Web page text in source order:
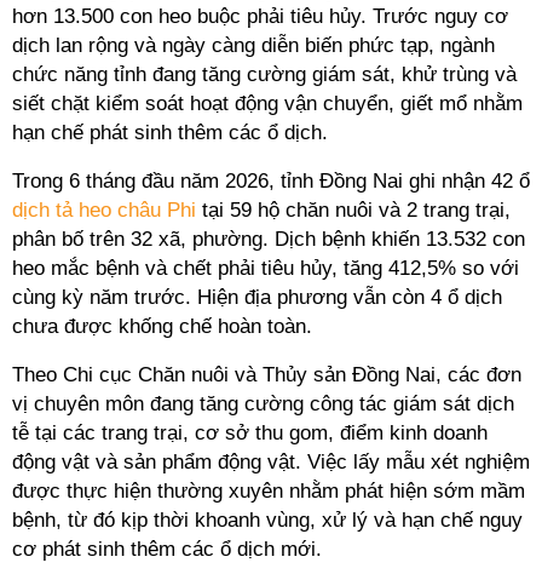
hơn 13.500 con heo buộc phải tiêu hủy. Trước nguy cơ
dịch lan rộng và ngày càng diễn biến phức tạp, ngành
chức năng tỉnh đang tăng cường giám sát, khử trùng và
siết chặt kiểm soát hoạt động vận chuyển, giết mổ nhằm
hạn chế phát sinh thêm các ổ dịch.
Trong 6 tháng đầu năm 2026, tỉnh Đồng Nai ghi nhận 42 ổ
dịch tả heo châu Phi tại 59 hộ chăn nuôi và 2 trang trại,
phân bố trên 32 xã, phường. Dịch bệnh khiến 13.532 con
heo mắc bệnh và chết phải tiêu hủy, tăng 412,5% so với
cùng kỳ năm trước. Hiện địa phương vẫn còn 4 ổ dịch
chưa được khống chế hoàn toàn.
Theo Chi cục Chăn nuôi và Thủy sản Đồng Nai, các đơn
vị chuyên môn đang tăng cường công tác giám sát dịch
tễ tại các trang trại, cơ sở thu gom, điểm kinh doanh
động vật và sản phẩm động vật. Việc lấy mẫu xét nghiệm
được thực hiện thường xuyên nhằm phát hiện sớm mầm
bệnh, từ đó kịp thời khoanh vùng, xử lý và hạn chế nguy
cơ phát sinh thêm các ổ dịch mới.